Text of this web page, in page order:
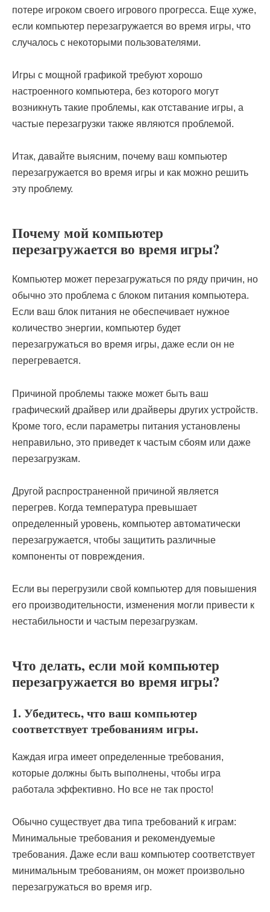
потере игроком своего игрового прогресса. Еще хуже,
если компьютер перезагружается во время игры, что
случалось с некоторыми пользователями.
Игры с мощной графикой требуют хорошо
настроенного компьютера, без которого могут
возникнуть такие проблемы, как отставание игры, а
частые перезагрузки также являются проблемой.
Итак, давайте выясним, почему ваш компьютер
перезагружается во время игры и как можно решить
эту проблему.
Почему мой компьютер
перезагружается во время игры?
Компьютер может перезагружаться по ряду причин, но
обычно это проблема с блоком питания компьютера.
Если ваш блок питания не обеспечивает нужное
количество энергии, компьютер будет
перезагружаться во время игры, даже если он не
перегревается.
Причиной проблемы также может быть ваш
графический драйвер или драйверы других устройств.
Кроме того, если параметры питания установлены
неправильно, это приведет к частым сбоям или даже
перезагрузкам.
Другой распространенной причиной является
перегрев. Когда температура превышает
определенный уровень, компьютер автоматически
перезагружается, чтобы защитить различные
компоненты от повреждения.
Если вы перегрузили свой компьютер для повышения
его производительности, изменения могли привести к
нестабильности и частым перезагрузкам.
Что делать, если мой компьютер
перезагружается во время игры?
1. Убедитесь, что ваш компьютер
соответствует требованиям игры.
Каждая игра имеет определенные требования,
которые должны быть выполнены, чтобы игра
работала эффективно. Но все не так просто!
Обычно существует два типа требований к играм:
Минимальные требования и рекомендуемые
требования. Даже если ваш компьютер соответствует
минимальным требованиям, он может произвольно
перезагружаться во время игр.